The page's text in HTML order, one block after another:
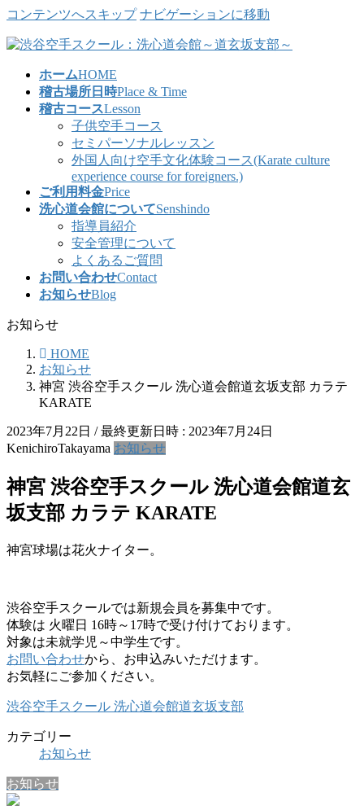
コンテンツへスキップ ナビゲーションに移動
ホームHOME
稽古場所日時Place & Time
稽古コースLesson
子供空手コース
セミパーソナルレッスン
外国人向け空手文化体験コース(Karate culture
experience course for foreigners.)
ご利用料金Price
洗心道会館についてSenshindo
指導員紹介
安全管理について
よくあるご質問
お問い合わせContact
お知らせBlog
お知らせ
HOME
お知らせ
神宮 渋谷空手スクール 洗心道会館道玄坂支部 カラテ
KARATE
2023年7月22日 / 最終更新日時 : 2023年7月24日
KenichiroTakayama お知らせ
神宮 渋谷空手スクール 洗心道会館道玄
坂支部 カラテ KARATE
神宮球場は花火ナイター。
渋谷空手スクールでは新規会員を募集中です。
体験は 火曜日 16時～17時で受け付けております。
対象は未就学児～中学生です。
お問い合わせから、お申込みいただけます。
お気軽にご参加ください。
渋谷空手スクール 洗心道会館道玄坂支部
カテゴリー
お知らせ
お知らせ